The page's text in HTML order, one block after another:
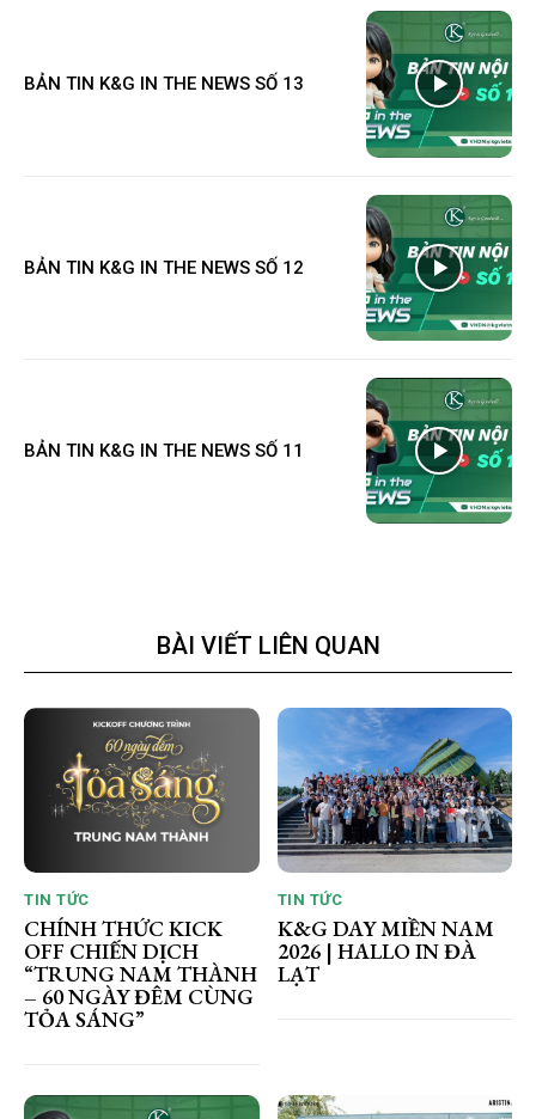
BẢN TIN K&G IN THE NEWS SỐ 13
BẢN TIN K&G IN THE NEWS SỐ 12
BẢN TIN K&G IN THE NEWS SỐ 11
BÀI VIẾT LIÊN QUAN
TIN TỨC
CHÍNH THỨC KICK
OFF CHIẾN DỊCH
“TRUNG NAM THÀNH
– 60 NGÀY ĐÊM CÙNG
TỎA SÁNG”
TIN TỨC
K&G DAY MIỀN NAM
2026 | HALLO IN ĐÀ
LẠT